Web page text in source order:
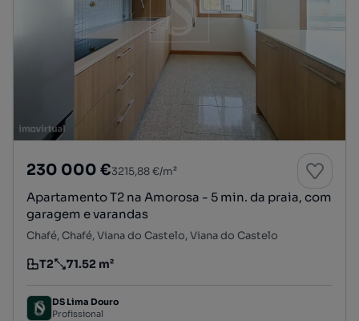
230 000 €3215,88 €/m²
Apartamento T2 na Amorosa - 5 min. da praia, com
garagem e varandas
Chafé, Chafé, Viana do Castelo, Viana do Castelo
Tipologia
T2
Preço por metro quadrado
71.52 m²
DS Lima Douro
Profissional